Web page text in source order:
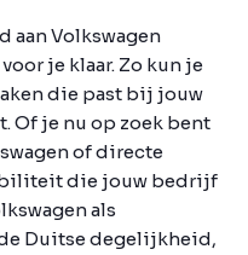
aan Volkswagen
je klaar. Zo kun je
die past bij jouw
Of je nu op zoek bent
of directe
die jouw bedrijf
als
Duitse degelijkheid,